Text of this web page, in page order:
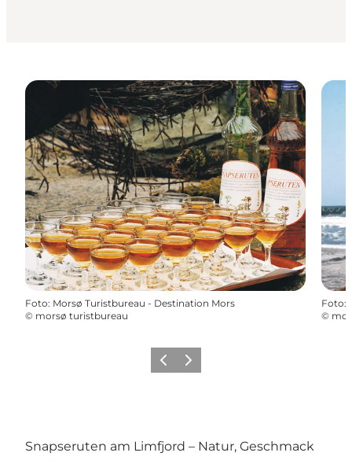
Foto: Morsø Turistbureau - Destination Mors
© morsø turistbureau
Foto:
©
Vorherige Folie
Nächste Folie
Snapseruten am Limfjord – Natur, Geschmack